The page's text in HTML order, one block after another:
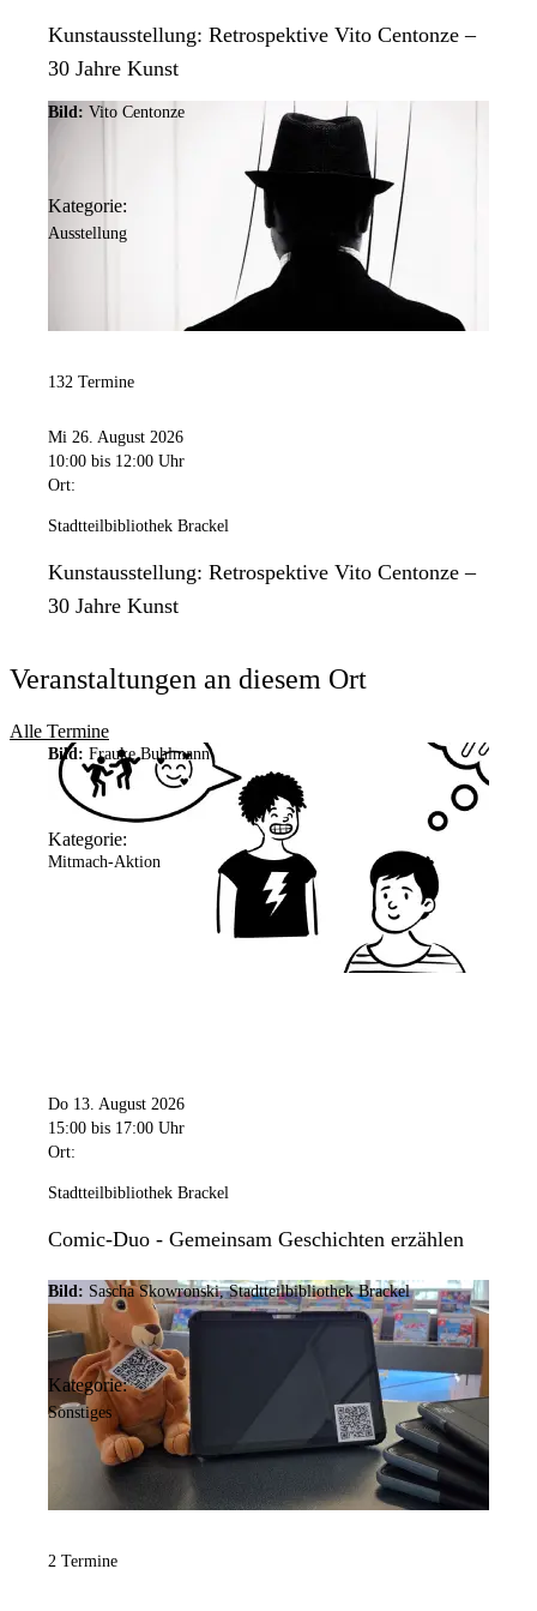
Kunstausstellung: Retrospektive Vito Centonze –
30 Jahre Kunst
Bild: Vito Centonze
Kategorie:
Ausstellung
132 Termine
Mi 26. August 2026
10:00 bis 12:00 Uhr
Ort:
Stadtteilbibliothek Brackel
Kunstausstellung: Retrospektive Vito Centonze –
30 Jahre Kunst
Veranstaltungen an diesem Ort
Alle Termine
Bild: Frauke Buhlmann
Kategorie:
Mitmach-Aktion
Do 13. August 2026
15:00 bis 17:00 Uhr
Ort:
Stadtteilbibliothek Brackel
Comic-Duo - Gemeinsam Geschichten erzählen
Bild: Sascha Skowronski, Stadtteilbibliothek Brackel
Kategorie:
Sonstiges
2 Termine